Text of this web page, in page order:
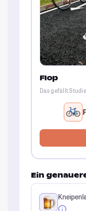
Flop
Das gefällt
Ein